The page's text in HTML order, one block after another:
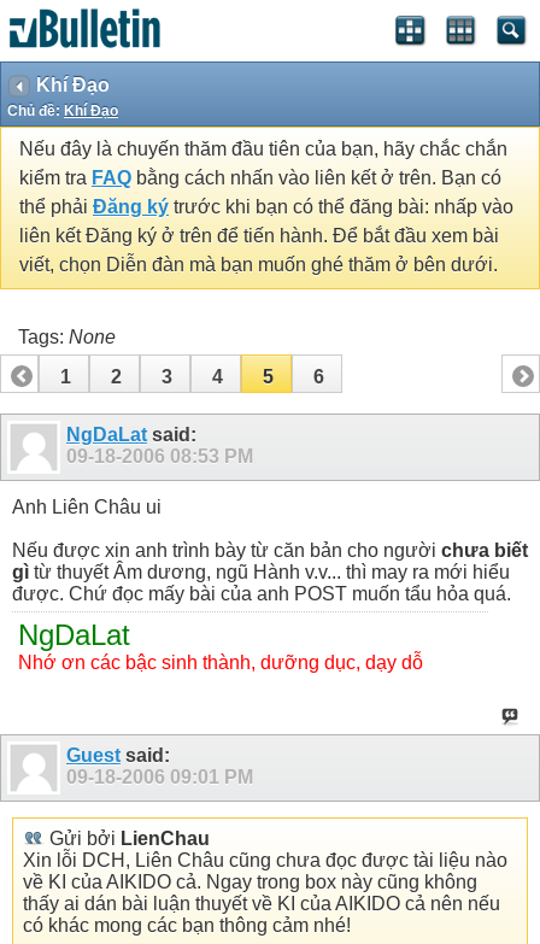
Khí Đạo
Chủ đề: Khí Đạo
Nếu đây là chuyến thăm đầu tiên của bạn, hãy chắc chắn
kiểm tra FAQ bằng cách nhấn vào liên kết ở trên. Bạn có
thể phải Đăng ký trước khi bạn có thể đăng bài: nhấp vào
liên kết Đăng ký ở trên để tiến hành. Để bắt đầu xem bài
viết, chọn Diễn đàn mà bạn muốn ghé thăm ở bên dưới.
Tags: None
1
2 3 4 5 6
NgDaLat said:
09-18-2006 08:53 PM
Anh Liên Châu ui
Nếu được xin anh trình bày từ căn bản cho người chưa biết
gì từ thuyết Âm dương, ngũ Hành v.v... thì may ra mới hiểu
được. Chứ đọc mấy bài của anh POST muốn tẩu hỏa quá.
NgDaLat
Nhớ ơn các bậc sinh thành, dưỡng dục, dạy dỗ
Guest said:
09-18-2006 09:01 PM
Gửi bởi LienChau
Xin lỗi DCH, Liên Châu cũng chưa đọc được tài liệu nào
về KI của AIKIDO cả. Ngay trong box này cũng không
thấy ai dán bài luận thuyết về KI của AIKIDO cả nên nếu
có khác mong các bạn thông cảm nhé!